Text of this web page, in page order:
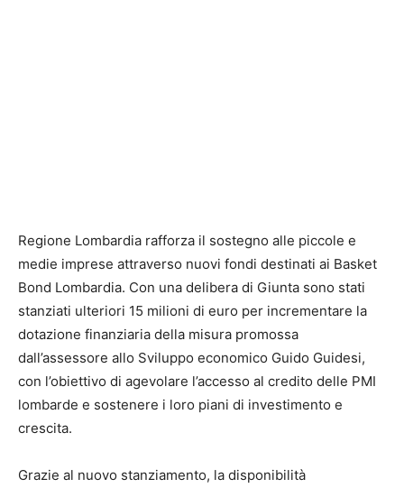
Regione Lombardia rafforza il sostegno alle piccole e
medie imprese attraverso nuovi fondi destinati ai Basket
Bond Lombardia. Con una delibera di Giunta sono stati
stanziati ulteriori 15 milioni di euro per incrementare la
dotazione finanziaria della misura promossa
dall’assessore allo Sviluppo economico Guido Guidesi,
con l’obiettivo di agevolare l’accesso al credito delle PMI
lombarde e sostenere i loro piani di investimento e
crescita.
Grazie al nuovo stanziamento, la disponibilità